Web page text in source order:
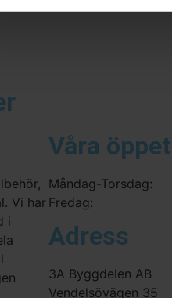
Vi har
i
Våra
Måndag-Torsdag:
Fredag:
Adress
3A Byggdelen AB
Vendelsövägen 35